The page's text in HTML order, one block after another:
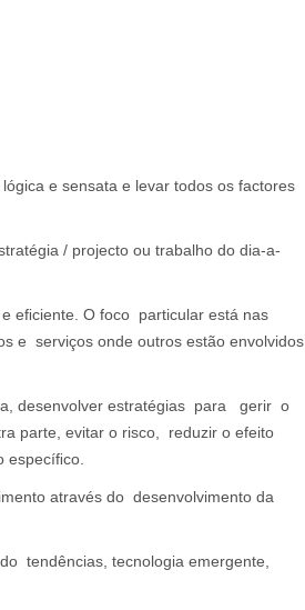
e sensata e levar todos os factores
/ projecto ou trabalho do dia-a-
eﬁciente. O foco particular está nas
e serviços onde outros estão envolvidos
desenvolver estratégias para gerir o
parte, evitar o risco, reduzir o efeito
através do desenvolvimento da
tendências, tecnologia emergente,